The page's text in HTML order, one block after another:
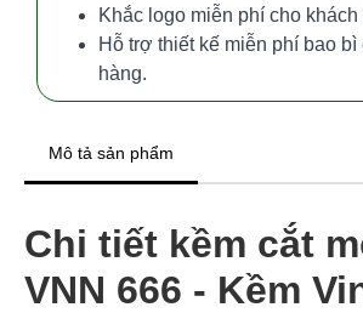
Khắc logo miễn phí cho khách
Hỗ trợ thiết kế miễn phí bao bì
hàng.
Mô tả sản phẩm
Chi tiết kềm cắt
VNN 666 - Kềm